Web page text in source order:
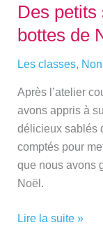
Des petits
bottes de
Les classes,
Après l’atelier
avons appris à
délicieux sablés
comptés pour
que nous avons
Noël.
Des
petits
sablés
pour
les
bottes
de
Noël
des
TPS-
Lire la suite »